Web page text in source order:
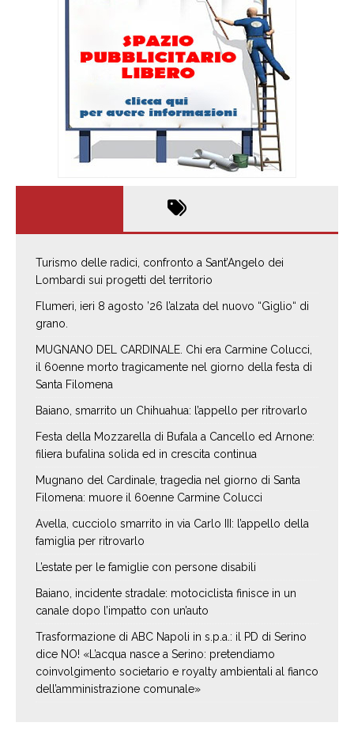
Turismo delle radici, confronto a Sant’Angelo dei
Lombardi sui progetti del territorio
Flumeri, ieri 8 agosto ’26 l’alzata del nuovo “Giglio“ di
grano.
MUGNANO DEL CARDINALE. Chi era Carmine Colucci,
il 60enne morto tragicamente nel giorno della festa di
Santa Filomena
Baiano, smarrito un Chihuahua: l’appello per ritrovarlo
Festa della Mozzarella di Bufala a Cancello ed Arnone:
filiera bufalina solida ed in crescita continua
Mugnano del Cardinale, tragedia nel giorno di Santa
Filomena: muore il 60enne Carmine Colucci
Avella, cucciolo smarrito in via Carlo III: l’appello della
famiglia per ritrovarlo
L’estate per le famiglie con persone disabili
Baiano, incidente stradale: motociclista finisce in un
canale dopo l’impatto con un’auto
Trasformazione di ABC Napoli in s.p.a.: il PD di Serino
dice NO! «L’acqua nasce a Serino: pretendiamo
coinvolgimento societario e royalty ambientali al fianco
dell’amministrazione comunale»